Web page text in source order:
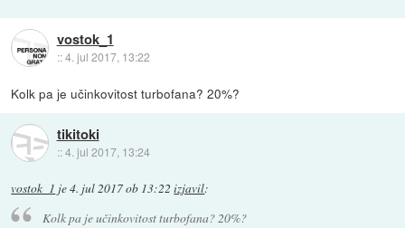
vostok_1
::4. jul 2017, 13:22
Kolk pa je učinkovitost turbofana? 20%?
tikitoki
::4. jul 2017, 13:24
vostok_1 je4. jul 2017 ob 13:22 izjavil:
Kolk pa je učinkovitost turbofana? 20%?